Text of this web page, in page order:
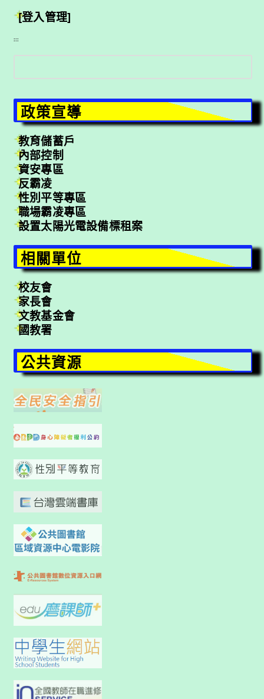
[登入管理]
:::
尋
政策宣導
教育儲蓄戶
內部控制
資安專區
反霸凌
性別平等專區
職場霸凌專區
設置太陽光電設備標租案
相關單位
校友會
家長會
文教基金會
國教署
公共資源